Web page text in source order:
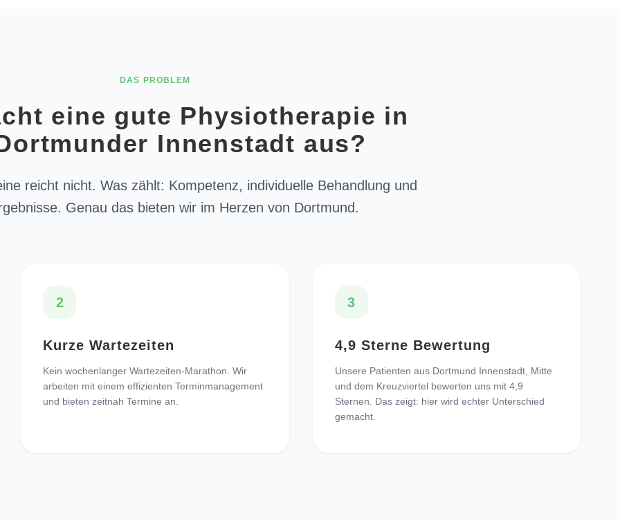
DAS PROBLEM
eine gute Physiotherapie in
Innenstadt aus?
reicht nicht. Was zählt: Kompetenz, individuelle Behandlung und
Genau das bieten wir im Herzen von Dortmund.
2
Kurze Wartezeiten
Kein wochenlanger Wartezeiten-Marathon. Wir
arbeiten mit einem effizienten Terminmanagement
und bieten zeitnah Termine an.
3
4,9 Sterne Bewertung
Unsere Patienten aus Dortmund Innenstadt, Mitte
und dem Kreuzviertel bewerten uns mit 4,9
Sternen. Das zeigt: hier wird echter Unterschied
gemacht.